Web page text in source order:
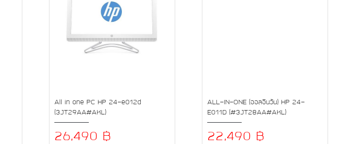
All in one PC HP 24-e012d
(3JT29AA#AKL)
26,490 ฿
ALL-IN-ONE (ออลอินวัน) HP 24-
E011D (#3JT28AA#AKL)
22,490 ฿